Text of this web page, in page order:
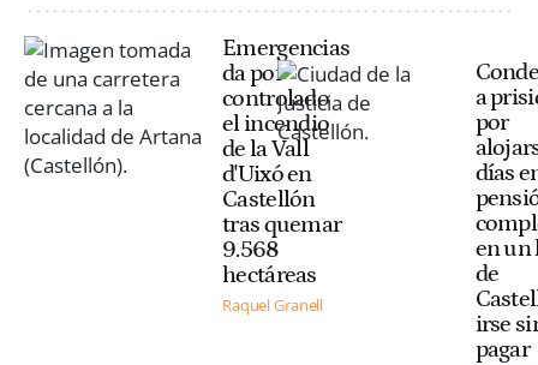
Emergencias
da por
controlado
el incendio
de la Vall
d'Uixó en
Castellón
tras quemar
9.568
hectáreas
Raquel Granell
a
por
días
en un
de
irse
pagar